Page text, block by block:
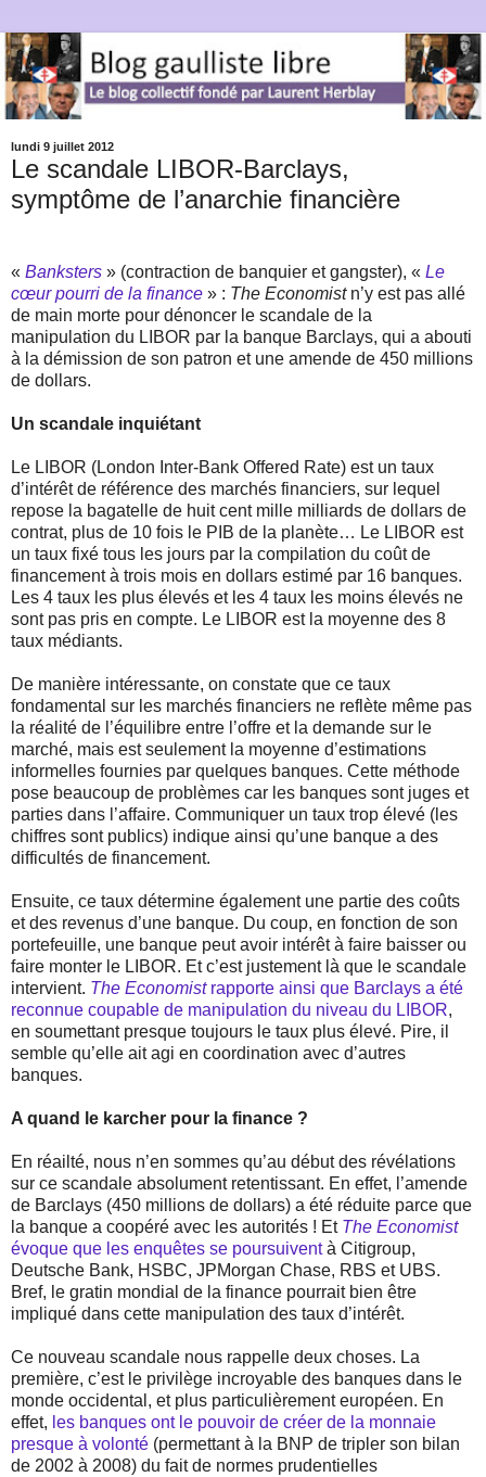
lundi 9 juillet 2012
Le scandale LIBOR-Barclays,
symptôme de l’anarchie financière
« Banksters » (contraction de banquier et gangster), « Le
cœur pourri de la finance » : The Economistn’y est pas allé
de main morte pour dénoncer le scandale de la
manipulation du LIBOR par la banque Barclays, qui a abouti
à la démission de son patron et une amende de 450 millions
de dollars.
Un scandale inquiétant
Le LIBOR (London Inter-Bank Offered Rate) est un taux
d’intérêt de référence des marchés financiers, sur lequel
repose la bagatelle de huit cent mille milliards de dollars de
contrat, plus de 10 fois le PIB de la planète… Le LIBOR est
un taux fixé tous les jours par la compilation du coût de
financement à trois mois en dollars estimé par 16 banques.
Les 4 taux les plus élevés et les 4 taux les moins élevés ne
sont pas pris en compte. Le LIBOR est la moyenne des 8
taux médiants.
De manière intéressante, on constate que ce taux
fondamental sur les marchés financiers ne reflète même pas
la réalité de l’équilibre entre l’offre et la demande sur le
marché, mais est seulement la moyenne d’estimations
informelles fournies par quelques banques. Cette méthode
pose beaucoup de problèmes car les banques sont juges et
parties dans l’affaire. Communiquer un taux trop élevé (les
chiffres sont publics) indique ainsi qu’une banque a des
difficultés de financement.
Ensuite, ce taux détermine également une partie des coûts
et des revenus d’une banque. Du coup, en fonction de son
portefeuille, une banque peut avoir intérêt à faire baisser ou
faire monter le LIBOR. Et c’est justement là que le scandale
intervient. The Economistrapporte ainsi que Barclays a été
reconnue coupable de manipulation du niveau du LIBOR,
en soumettant presque toujours le taux plus élevé. Pire, il
semble qu’elle ait agi en coordination avec d’autres
banques.
A quand le karcher pour la finance ?
En réailté, nous n’en sommes qu’au début des révélations
sur ce scandale absolument retentissant. En effet, l’amende
de Barclays (450 millions de dollars) a été réduite parce que
la banque a coopéré avec les autorités ! Et The Economist
évoque que les enquêtes se poursuiventà Citigroup,
Deutsche Bank, HSBC, JPMorgan Chase, RBS et UBS.
Bref, le gratin mondial de la finance pourrait bien être
impliqué dans cette manipulation des taux d’intérêt.
Ce nouveau scandale nous rappelle deux choses. La
première, c’est le privilège incroyable des banques dans le
monde occidental, et plus particulièrement européen. En
effet, les banques ont le pouvoir de créer de la monnaie
presque à volonté (permettant à la BNP de tripler son bilan
de 2002 à 2008) du fait de normes prudentielles